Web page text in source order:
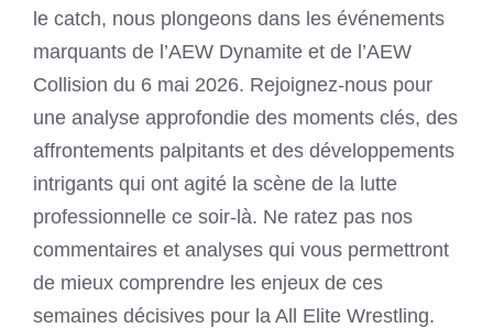
le catch, nous plongeons dans les événements
marquants de l’AEW Dynamite et de l’AEW
Collision du 6 mai 2026. Rejoignez-nous pour
une analyse approfondie des moments clés, des
affrontements palpitants et des développements
intrigants qui ont agité la scène de la lutte
professionnelle ce soir-là. Ne ratez pas nos
commentaires et analyses qui vous permettront
de mieux comprendre les enjeux de ces
semaines décisives pour la All Elite Wrestling.